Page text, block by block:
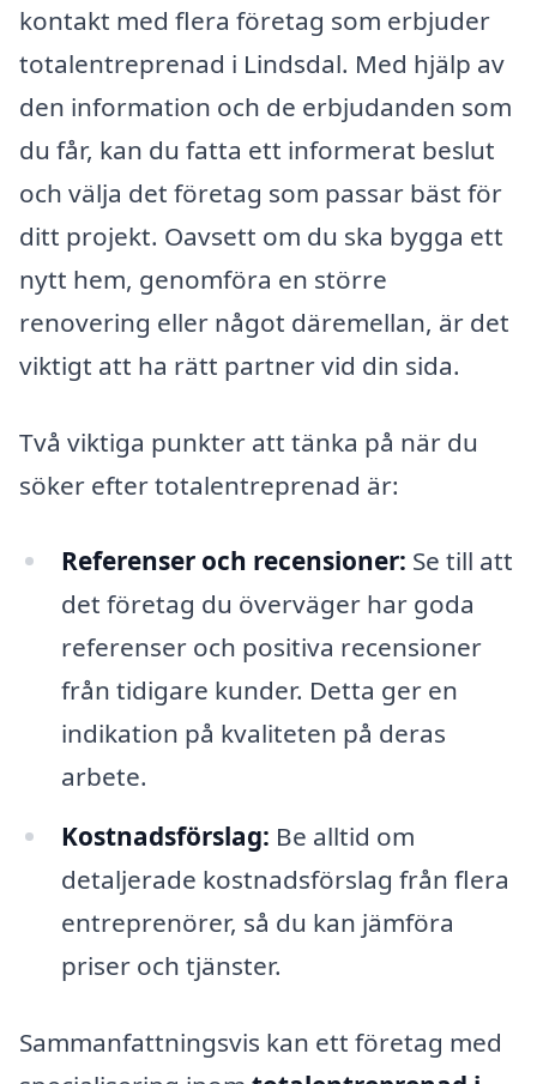
kontakt med flera företag som erbjuder
totalentreprenad i Lindsdal. Med hjälp av
den information och de erbjudanden som
du får, kan du fatta ett informerat beslut
och välja det företag som passar bäst för
ditt projekt. Oavsett om du ska bygga ett
nytt hem, genomföra en större
renovering eller något däremellan, är det
viktigt att ha rätt partner vid din sida.
Två viktiga punkter att tänka på när du
söker efter totalentreprenad är:
Referenser och recensioner: Se till att
det företag du överväger har goda
referenser och positiva recensioner
från tidigare kunder. Detta ger en
indikation på kvaliteten på deras
arbete.
Kostnadsförslag: Be alltid om
detaljerade kostnadsförslag från flera
entreprenörer, så du kan jämföra
priser och tjänster.
Sammanfattningsvis kan ett företag med